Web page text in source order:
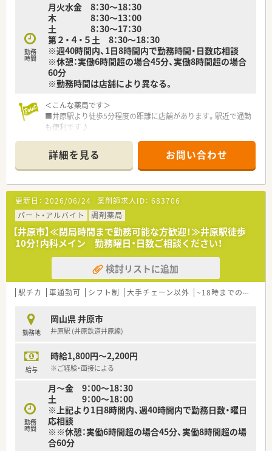
勤務
時間
月火水金 8：30～18：30
木 8：30～13：00
土 8：30〜17：30
第２・４・５土 8：30〜18：30
※週40時間内、1日8時間内で勤務時間・日数応相談
※休憩：実働6時間超の場合45分、実働8時間超の場合
60分
※勤務時間は店舗により異なる。
＜こんな薬局です＞
■井原駅より徒歩5分程度の距離に店舗があります。駅近で通勤
も便利です♪
＜業務内容＞
■近隣の医院より内科や小児科、皮膚科、糖尿病内科など幅広い
処方を応需しています。
■処方箋枚数は約120～130枚/日です。
＜研修制度＞
■基本は配属店舗での OJT研修です。必要に応じて職種別・階層
別の研修に参加して頂きます。
■未経験者やブランクの長い方については各種勉強会や集合研
修にご参加頂いておりますのでご安心ください。
＜法人特徴＞
■東証プライム上場スズケングループの地場大手チェーン薬局
■1982年の創業以来、人々が笑顔になれる薬局を目指して地域
の医療貢献に取り組み、中国エリアに116店舗の薬局を展開する
法人です。
う、笑顔をキーワードに患者様の為に何ができるかを常に考え、
日々の業務を行います。
添って服薬指導を行う「かかりつけ薬局」になること。その上で
健康に関する相談窓口として地域の皆様の主体的な健康の維持・
増進を積極的に支援する「健康サポート薬局」を目指し、さらに
病院や介護施設などと連携を強化することで地域包括ケアにつ
ながっていく事に重きを置いています。
■調剤事業にとどまらず、セルフメディケーションの推進・健康
詳細を見る お問い合わせ
更新日： 2026/06/24 薬剤師求人ID： 683706
パート・アルバイト
調剤薬局
【井原市】≪閉局時間まで勤務可能な方歓迎！≫井原駅徒歩
10分！内科メイン 勤務曜日・日数ご相談ください！
検討リストに追加
駅チカ 車通勤可 シフト制 大手チェーン以外 ~18時までの職場
勤務地
岡山県 井原市
井原駅 (井原鉄道井原線)
給与
時給1,800円～2,200円
※ご経験・面接による
勤務
時間
月～金 9：00～18：30
土 9：00～18：00
※上記より1日8時間内、週40時間内で勤務日数・曜日
応相談
※※休憩：実働6時間超の場合45分、実働8時間超の場
合60分